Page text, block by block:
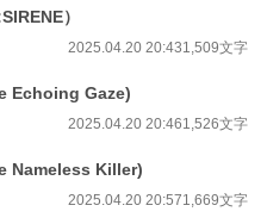
）
2025.04.20 20:431,509文字
Echoing Gaze)
2025.04.20 20:461,526文字
Nameless Killer)
2025.04.20 20:571,669文字